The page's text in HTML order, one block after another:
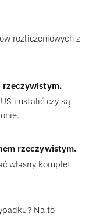
rozliczeniowych z
rzeczywistym.
i ustalić czy są
rzeczywistym.
własny komplet
Na to